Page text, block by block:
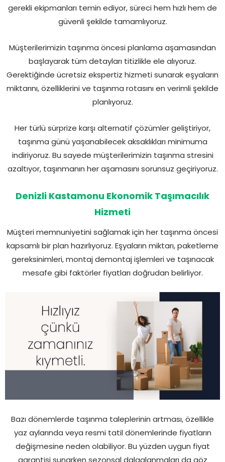
gerekli ekipmanları temin ediyor, süreci hem hızlı hem de
güvenli şekilde tamamlıyoruz.
Müşterilerimizin taşınma öncesi planlama aşamasından
başlayarak tüm detayları titizlikle ele alıyoruz.
Gerektiğinde ücretsiz ekspertiz hizmeti sunarak eşyaların
miktarını, özelliklerini ve taşınma rotasını en verimli şekilde
planlıyoruz.
Her türlü sürprize karşı alternatif çözümler geliştiriyor,
taşınma günü yaşanabilecek aksaklıkları minimuma
indiriyoruz. Bu sayede müşterilerimizin taşınma stresini
azaltıyor, taşınmanın her aşamasını sorunsuz geçiriyoruz.
Denizli Kastamonu Ekonomik Taşımacılık
Hizmeti
Müşteri memnuniyetini sağlamak için her taşınma öncesi
kapsamlı bir plan hazırlıyoruz. Eşyaların miktarı, paketleme
gereksinimleri, montaj demontaj işlemleri ve taşınacak
mesafe gibi faktörler fiyatları doğrudan belirliyor.
Bazı dönemlerde taşınma taleplerinin artması, özellikle
yaz aylarında veya resmi tatil dönemlerinde fiyatların
değişmesine neden olabiliyor. Bu yüzden uygun fiyat
garantisi sunarken sezonsal dalgalanmaları da göz